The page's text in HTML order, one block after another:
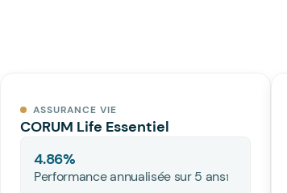
ASSURANCE VIE
CORUM Life Essentiel
4.86%
Performance annualisée sur 5 ans